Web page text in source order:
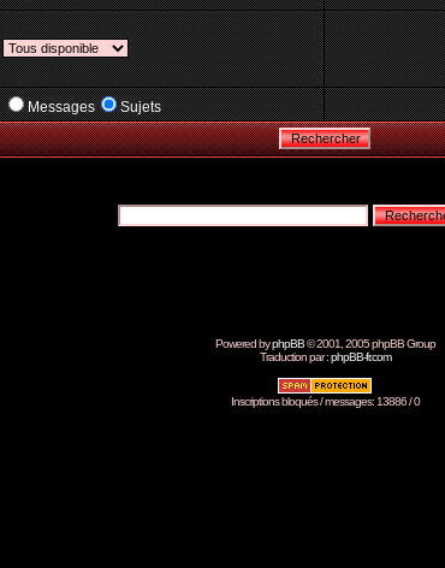
Messages Sujets
Powered byphpBB© 2001, 2005 phpBB Group
Traduction par :phpBB-fr.com
Inscriptions bloqués / messages: 13886 / 0